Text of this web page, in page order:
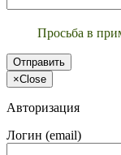
Просьба в
Отправить
×Close
Авторизация
Логин (email)